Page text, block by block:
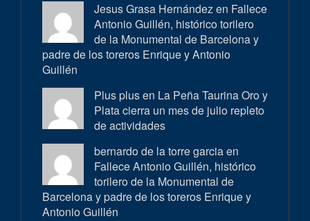
Jesus Grasa Hernández en Fallece
Antonio Guillén, histórico torilero
de la Monumental de Barcelona y
padre de los toreros Enrique y Antonio
Guillén
Plus plus en La Peña Taurina Oro y
Plata cierra un mes de julio repleto
de actividades
bernardo de la torre garcia en
Fallece Antonio Guillén, histórico
torilero de la Monumental de
Barcelona y padre de los toreros Enrique y
Antonio Guillén